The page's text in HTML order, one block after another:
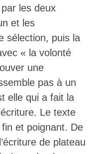
les deux
et les
sélection, puis la
« la volonté
une
pas à un
elle qui a fait la
Le texte
et poignant. De
de plateau